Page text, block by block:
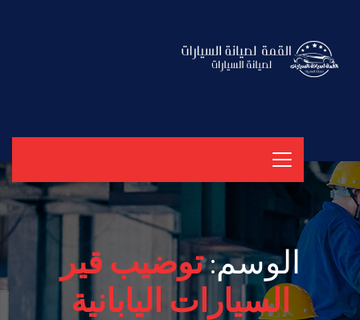
الوسم:توضيب قير
السيارات اليابانية